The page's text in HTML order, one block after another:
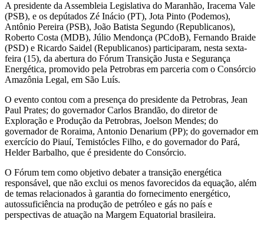
A presidente da Assembleia Legislativa do Maranhão, Iracema Vale
(PSB), e os depútados Zé Inácio (PT), Jota Pinto (Podemos),
Antônio Pereira (PSB), João Batista Segundo (Republicanos),
Roberto Costa (MDB), Júlio Mendonça (PCdoB), Fernando Braide
(PSD) e Ricardo Saidel (Republicanos) participaram, nesta sexta-
feira (15), da abertura do Fórum Transição Justa e Segurança
Energética, promovido pela Petrobras em parceria com o Consórcio
Amazônia Legal, em São Luís.
O evento contou com a presença do presidente da Petrobras, Jean
Paul Prates; do governador Carlos Brandão, do diretor de
Exploração e Produção da Petrobras, Joelson Mendes; do
governador de Roraima, Antonio Denarium (PP); do governador em
exercício do Piauí, Temistócles Filho, e do governador do Pará,
Helder Barbalho, que é presidente do Consórcio.
O Fórum tem como objetivo debater a transição energética
responsável, que não exclui os menos favorecidos da equação, além
de temas relacionados à garantia do fornecimento energético,
autossuficiência na produção de petróleo e gás no país e
perspectivas de atuação na Margem Equatorial brasileira.